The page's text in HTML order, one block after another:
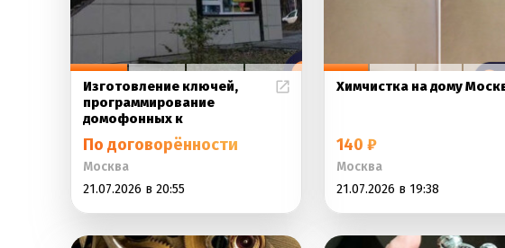
Изготовление ключей,
программирование
домофонных к
По договорённости
Москва
21.07.2026 в 20:55
Химчистка на дому
140 ₽
Москва
21.07.2026 в 19:38